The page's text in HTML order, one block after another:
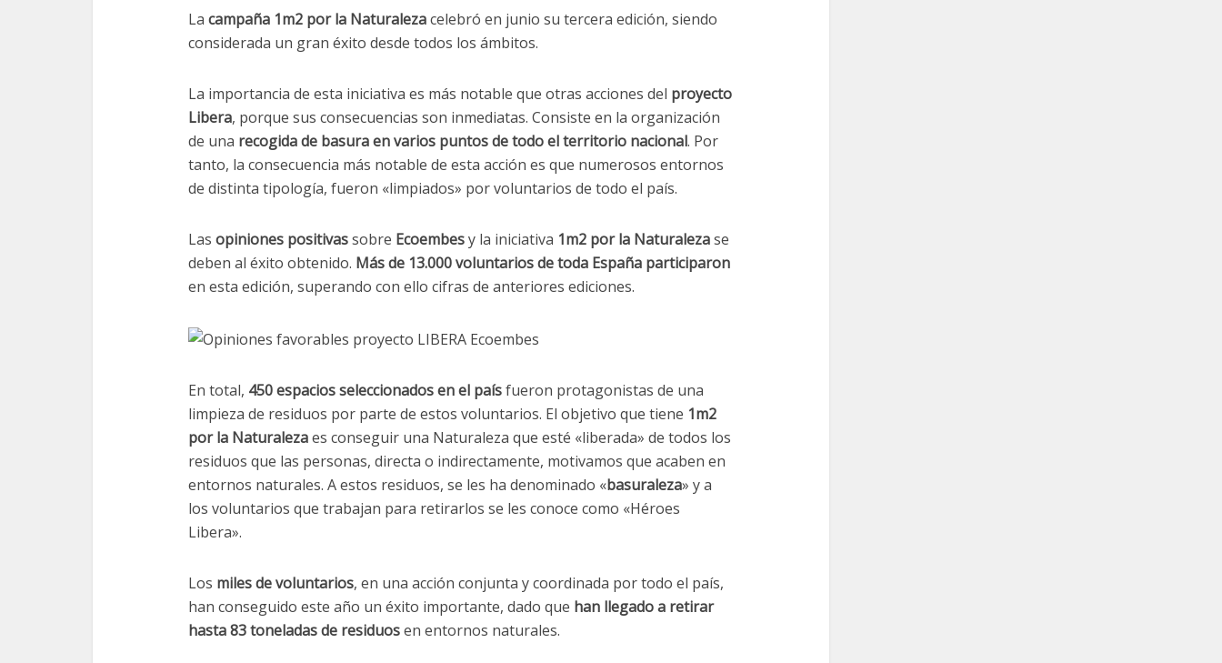
La campaña 1m2 por la Naturalezacelebró en junio su tercera edición, siendo
considerada un gran éxito desde todos los ámbitos.
La importancia de esta iniciativa es más notable que otras acciones del proyecto
Libera, porque sus consecuencias son inmediatas. Consiste en la organización
de una recogida de basura en varios puntos de todo el territorio nacional. Por
tanto, la consecuencia más notable de esta acción es que numerosos entornos
de distinta tipología, fueron «limpiados» por voluntarios de todo el país.
Las opiniones positivassobre Ecoembesy la iniciativa 1m2 por la Naturalezase
deben al éxito obtenido. Más de 13.000 voluntarios de toda España participaron
en esta edición, superando con ello cifras de anteriores ediciones.
En total, 450 espacios seleccionados en el paísfueron protagonistas de una
limpieza de residuos por parte de estos voluntarios. El objetivo que tiene 1m2
por la Naturalezaes conseguir una Naturaleza que esté «liberada» de todos los
residuos que las personas, directa o indirectamente, motivamos que acaben en
entornos naturales. A estos residuos, se les ha denominado «basuraleza» y a
los voluntarios que trabajan para retirarlos se les conoce como «Héroes
Libera».
Los miles de voluntarios, en una acción conjunta y coordinada por todo el país,
han conseguido este año un éxito importante, dado que han llegado a retirar
hasta 83 toneladas de residuosen entornos naturales.